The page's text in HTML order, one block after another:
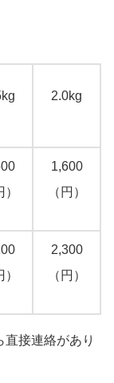
2.0kg
）
1,600
（円）
）
2,300
（円）
接連絡があり